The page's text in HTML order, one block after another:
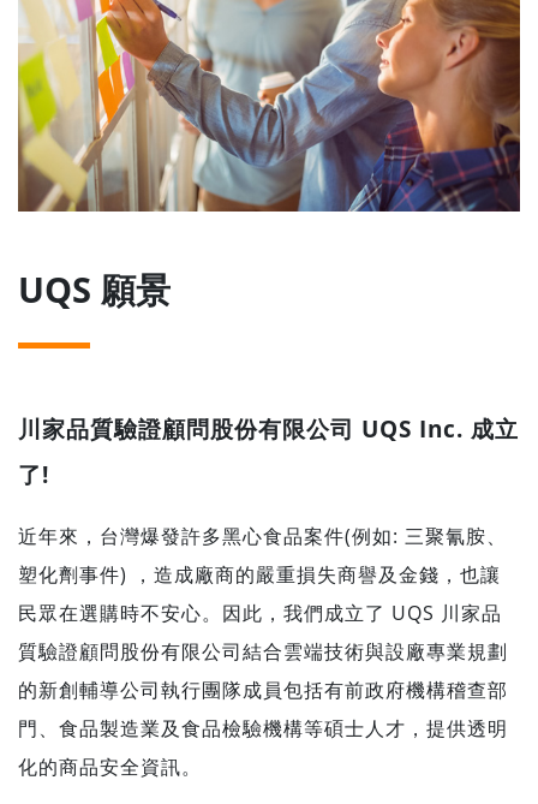
UQS 願景
川家品質驗證顧問股份有限公司 UQS Inc. 成立
了!
近年來，台灣爆發許多黑心食品案件(例如: 三聚氰胺、
塑化劑事件) ，造成廠商的嚴重損失商譽及金錢，也讓
民眾在選購時不安心。因此，我們成立了 UQS 川家品
質驗證顧問股份有限公司結合雲端技術與設廠專業規劃
的新創輔導公司執行團隊成員包括有前政府機構稽查部
門、食品製造業及食品檢驗機構等碩士人才，提供透明
化的商品安全資訊。